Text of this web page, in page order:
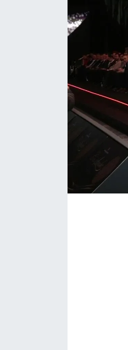
KONGRE HABERLERİ
KONGRE TAKVİMİ
RÖPORTAJLAR
BİYOGRAFİLER